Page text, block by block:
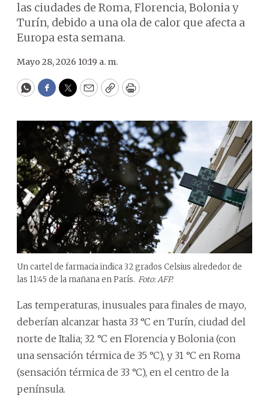
las ciudades de Roma, Florencia, Bolonia y
Turín, debido a una ola de calor que afecta a
Europa esta semana.
Mayo 28, 2026 10:19 a. m.
WhatsApp
Facebook
Twitter
EmailCopyPrint
Un cartel de farmacia indica 32 grados Celsius alrededor de
las 11:45 de la mañana en París. Foto: AFP.
Las temperaturas, inusuales para finales de mayo,
deberían alcanzar hasta 33 °C en Turín, ciudad del
norte de Italia; 32 °C en Florencia y Bolonia (con
una sensación térmica de 35 °C), y 31 °C en Roma
(sensación térmica de 33 °C), en el centro de la
península.